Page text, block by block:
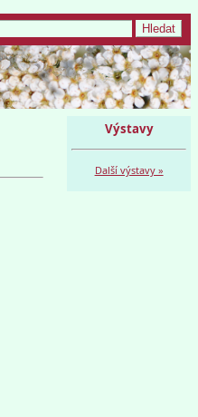
Výstavy
Další výstavy »